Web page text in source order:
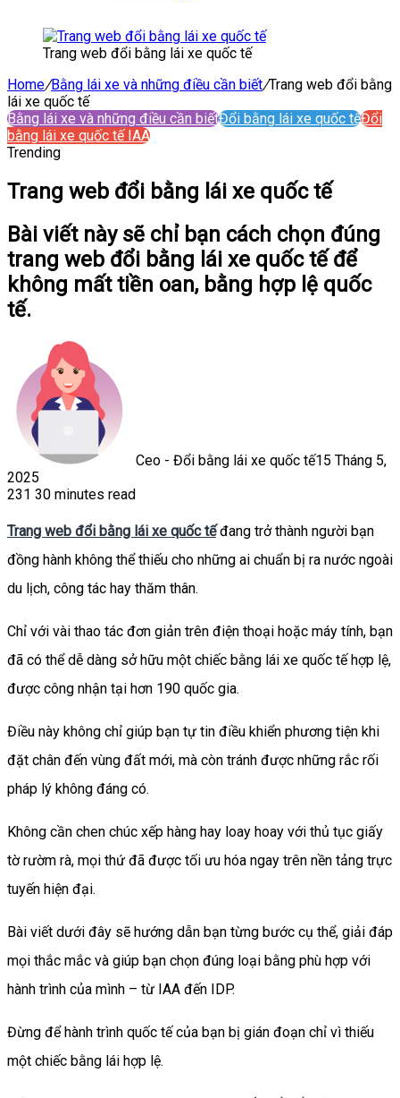
Trang web đổi bằng lái xe quốc tế
Home/Bằng lái xe và những điều cần biết/Trang web đổi bằng
lái xe quốc tế
Bằng lái xe và những điều cần biếtĐổi bằng lái xe quốc tếĐổi
bằng lái xe quốc tế IAA
Trending
Trang web đổi bằng lái xe quốc tế
Bài viết này sẽ chỉ bạn cách chọn đúng
trang web đổi bằng lái xe quốc tế để
không mất tiền oan, bằng hợp lệ quốc
tế.
Ceo - Đổi bằng lái xe quốc tế15 Tháng 5,
2025
231 30 minutes read
Trang web đổi bằng lái xe quốc tếđang trở thành người bạn
đồng hành không thể thiếu cho những ai chuẩn bị ra nước ngoài
du lịch, công tác hay thăm thân.
Chỉ với vài thao tác đơn giản trên điện thoại hoặc máy tính, bạn
đã có thể dễ dàng sở hữu một chiếc bằng lái xe quốc tế hợp lệ,
được công nhận tại hơn 190 quốc gia.
Điều này không chỉ giúp bạn tự tin điều khiển phương tiện khi
đặt chân đến vùng đất mới, mà còn tránh được những rắc rối
pháp lý không đáng có.
Không cần chen chúc xếp hàng hay loay hoay với thủ tục giấy
tờ rườm rà, mọi thứ đã được tối ưu hóa ngay trên nền tảng trực
tuyến hiện đại.
Bài viết dưới đây sẽ hướng dẫn bạn từng bước cụ thể, giải đáp
mọi thắc mắc và giúp bạn chọn đúng loại bằng phù hợp với
hành trình của mình – từ IAA đến IDP.
Đừng để hành trình quốc tế của bạn bị gián đoạn chỉ vì thiếu
một chiếc bằng lái hợp lệ.